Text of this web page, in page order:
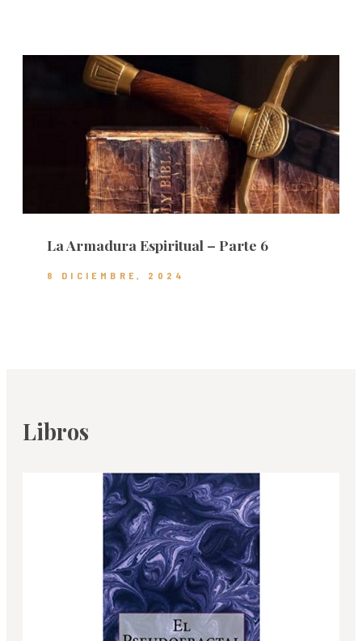
La Armadura Espiritual – Parte 6
8 DICIEMBRE, 2024
Libros